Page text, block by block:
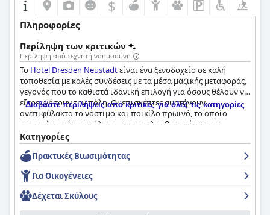
$
Πληροφορίες
Περίληψη των κριτικών
Περίληψη από τεχνητή νοημοσύνη
Το Hotel Dresden Neustadtείναι ένα ξενοδοχείο σε καλή
τοποθεσία με καλές συνδέσεις με τα μέσα μαζικής μεταφοράς,
γεγονός που το καθιστά ιδανική επιλογή για όσους θέλουν να
εξερευνήσουν την πόλη. Οι επισκέπτες συστήνουν
ανεπιφύλακτα το νόστιμο και ποικίλο πρωινό, το οποίο
προσφέρει κάτι για όλους, συμπεριλαμβανομένων των
vegans. Τα ευρύχωρα και καλά εξοπλισμένα δωμάτια είναι
καθαρά και άνετα, ενώ πολλοί επισκέπτες επαινούν τα
μοντέρνα μπάνια και τα άνετα κρεβάτια. Το φιλικό και
αποτελεσματικό προσωπικό του ξενοδοχείου αποτελεί
κορυφαίο σημείο αναφοράς, που κάνει τα πάντα για να
εξασφαλίσει μια ευχάριστη εμπειρία. Ενώ ορισμένοι
επισκέπτες είχαν διαφορετικές εμπειρίες με τις εγκαταστάσεις
στάθμευσης, οι περισσότεροι τις βρήκαν επαρκείς. Συνολικά,
Διαβάστε περιλήψεις από κριτικές για όλες τις κατηγορίες
Κατηγορίες
Πρακτικές Bιωσιμότητας
Για Οικογένειες
Δέχεται Σκύλους